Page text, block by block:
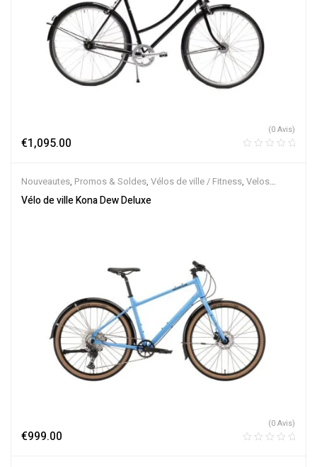
€1,095.00
(0 Avis)
Nouveautes, Promos & Soldes, Vélos de ville / Fitness, Velos
Musculaires
Vélo de ville Kona Dew Deluxe
€999.00
(0 Avis)